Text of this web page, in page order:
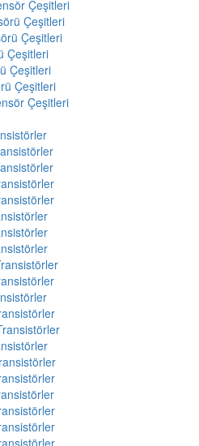
Çeşitleri
Çeşitleri
Çeşitleri
Çeşitleri
Çeşitleri
Çeşitleri
Çeşitleri